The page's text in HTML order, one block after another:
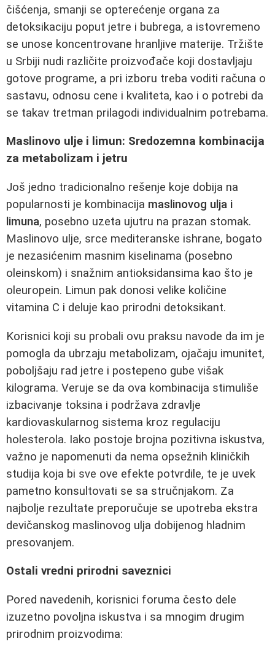
čišćenja, smanji se opterećenje organa za
detoksikaciju poput jetre i bubrega, a istovremeno
se unose koncentrovane hranljive materije. Tržište
u Srbiji nudi različite proizvođače koji dostavljaju
gotove programe, a pri izboru treba voditi računa o
sastavu, odnosu cene i kvaliteta, kao i o potrebi da
se takav tretman prilagodi individualnim potrebama.
Maslinovo ulje i limun: Sredozemna kombinacija
za metabolizam i jetru
Još jedno tradicionalno rešenje koje dobija na
popularnosti je kombinacija maslinovog ulja i
limuna, posebno uzeta ujutru na prazan stomak.
Maslinovo ulje, srce mediteranske ishrane, bogato
je nezasićenim masnim kiselinama (posebno
oleinskom) i snažnim antioksidansima kao što je
oleuropein. Limun pak donosi velike količine
vitamina C i deluje kao prirodni detoksikant.
Korisnici koji su probali ovu praksu navode da im je
pomogla da ubrzaju metabolizam, ojačaju imunitet,
poboljšaju rad jetre i postepeno gube višak
kilograma. Veruje se da ova kombinacija stimuliše
izbacivanje toksina i podržava zdravlje
kardiovaskularnog sistema kroz regulaciju
holesterola. Iako postoje brojna pozitivna iskustva,
važno je napomenuti da nema opsežnih kliničkih
studija koja bi sve ove efekte potvrdile, te je uvek
pametno konsultovati se sa stručnjakom. Za
najbolje rezultate preporučuje se upotreba ekstra
devičanskog maslinovog ulja dobijenog hladnim
presovanjem.
Ostali vredni prirodni saveznici
Pored navedenih, korisnici foruma često dele
izuzetno povoljna iskustva i sa mnogim drugim
prirodnim proizvodima: